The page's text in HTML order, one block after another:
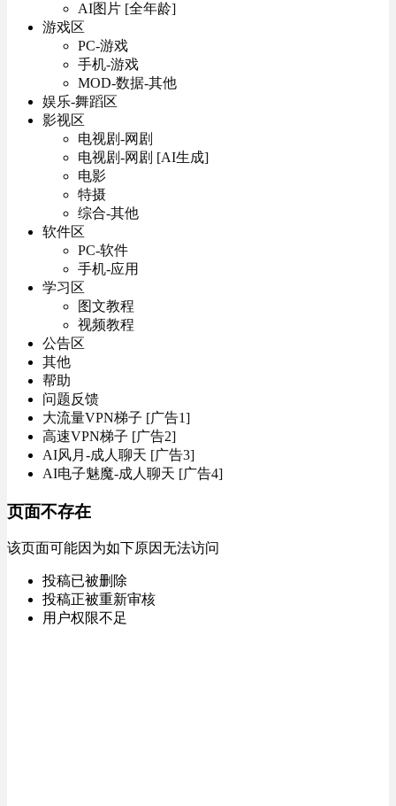
AI图片 [全年龄]
游戏区
PC-游戏
手机-游戏
MOD-数据-其他
娱乐-舞蹈区
影视区
电视剧-网剧
电视剧-网剧 [AI生成]
电影
特摄
综合-其他
软件区
PC-软件
手机-应用
学习区
图文教程
视频教程
公告区
其他
帮助
问题反馈
大流量VPN梯子 [广告1]
高速VPN梯子 [广告2]
AI风月-成人聊天 [广告3]
AI电子魅魔-成人聊天 [广告4]
页面不存在
该页面可能因为如下原因无法访问
投稿已被删除
投稿正被重新审核
用户权限不足